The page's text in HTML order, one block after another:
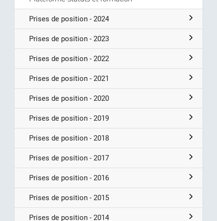
Prises de position - 2024
Prises de position - 2023
Prises de position - 2022
Prises de position - 2021
Prises de position - 2020
Prises de position - 2019
Prises de position - 2018
Prises de position - 2017
Prises de position - 2016
Prises de position - 2015
Prises de position - 2014